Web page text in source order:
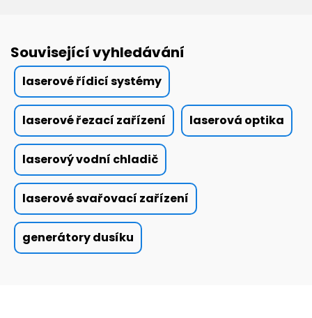
Související vyhledávání
laserové řídicí systémy
laserové řezací zařízení laserová optika
laserový vodní chladič
laserové svařovací zařízení
generátory dusíku